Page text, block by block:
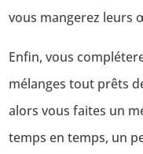
vous mangerez leurs
Enfin, vous
mélanges tout prêts
alors vous faites un
temps en temps, un